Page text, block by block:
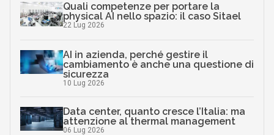
Quali competenze per portare la
physical AI nello spazio: il caso Sitael
22 Lug 2026
AI in azienda, perché gestire il
cambiamento è anche una questione di
sicurezza
10 Lug 2026
Data center, quanto cresce l’Italia: ma
attenzione al thermal management
06 Lug 2026